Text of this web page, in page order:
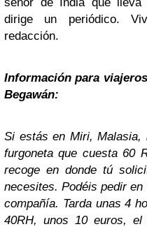
dirige un periódico.
redacción.
Información para
Begawán:
Si estás en Miri, Malasia,
furgoneta que cuesta 60
recoge en donde tú
necesites. Podéis pedir
compañía. Tarda unas 4
40RH, unos 10 euros,